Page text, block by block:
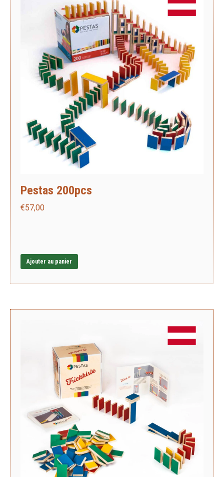
Pestas 200pcs
€57,00
Ajouter au panier